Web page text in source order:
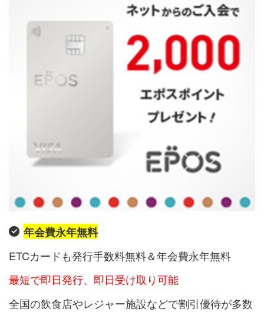
年会費永年無料
ETCカードも発行手数料無料＆年会費永年無料
最短で即日発行、即日受け取り可能
全国の飲食店やレジャー施設などで割引優待が多数